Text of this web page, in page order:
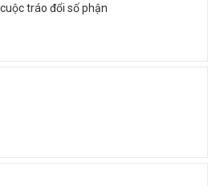
tráo đổi số phận